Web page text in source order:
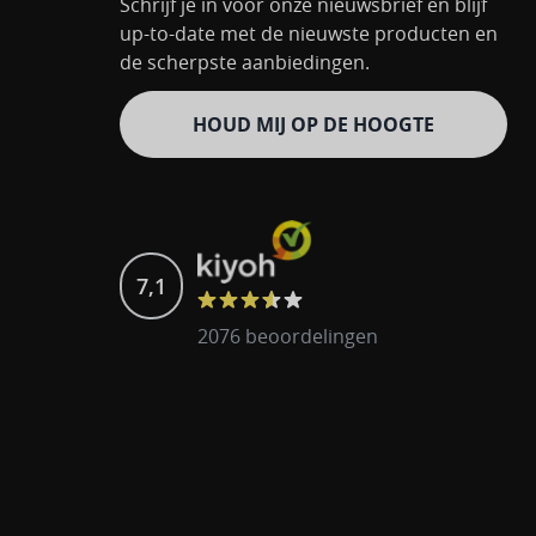
Schrijf je in voor onze nieuwsbrief en blijf
up-to-date met de nieuwste producten en
de scherpste aanbiedingen.
HOUD MIJ OP DE HOOGTE
7,1
2076 beoordelingen